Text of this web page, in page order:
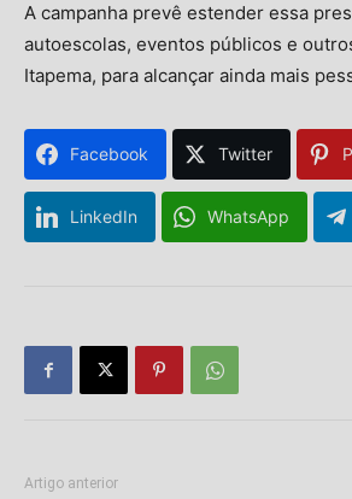
A campanha prevê estender essa
autoescolas, eventos públicos e
Itapema, para alcançar ainda mais
Facebook Twitter
LinkedIn WhatsApp
Artigo anterior